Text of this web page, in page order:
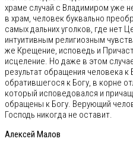
храме случай с Владимиром уже
в храм, человек буквально
самых дальних уголков, где нет
интуитивным религиозным
же Крещение, исповедь и
исцеление. Но даже в этом
результат обращения человека к
обратившегося к Богу, в корне
который исповедовался и
обращены к Богу. Верующий
Господь никогда не оставит.
Алексей Малов